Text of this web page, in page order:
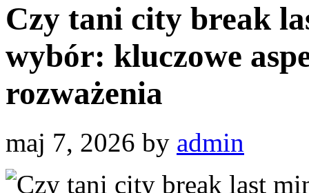
Czy tani city break
wybór: kluczowe
rozważenia
maj 7, 2026 by admin